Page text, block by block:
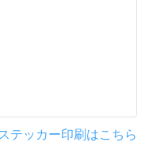
テッカー印刷はこちら